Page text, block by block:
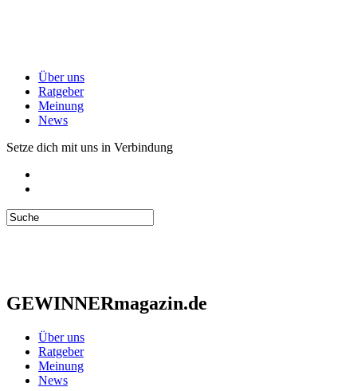
Über uns
Ratgeber
Meinung
News
Setze dich mit uns in Verbindung
GEWINNERmagazin.de
Über uns
Ratgeber
Meinung
News